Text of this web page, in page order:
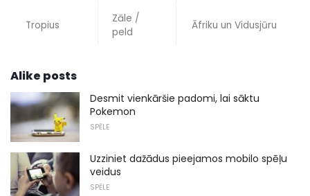
Tropius
Zāle /
peld
Āfriku un Vidusjūru
Alike posts
Desmit vienkāršie padomi, lai sāktu
Pokemon
SPĒLE
Uzziniet dažādus pieejamos mobilo spēļu
veidus
SPĒLE